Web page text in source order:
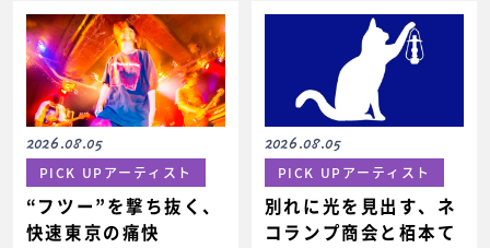
2026.08.05
PICK UPアーティスト
“フツー”を撃ち抜く、
快速東京の痛快
2026.08.05
PICK UPアーティスト
別れに光を見出す、ネ
コランプ商会と栢本て